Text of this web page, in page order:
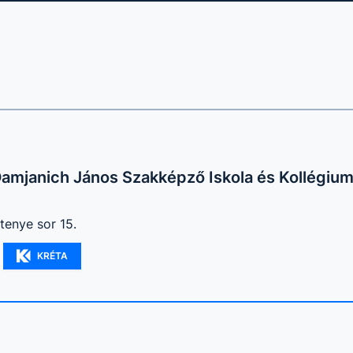
János Szakképző Iskola és Kollégium
sor 15.
KRÉTA